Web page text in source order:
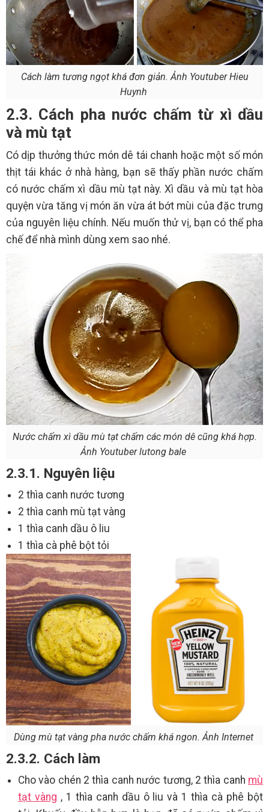
Cách làm tương ngọt khá đơn giản. Ảnh Youtuber Hieu
Huynh
2.3. Cách pha nước chấm từ xì dầu
và mù tạt
Có dịp thưởng thức món dê tái chanh hoặc một số món
thịt tái khác ở nhà hàng, bạn sẽ thấy phần nước chấm
có nước chấm xì dầu mù tạt này. Xì dầu và mù tạt hòa
quyện vừa tăng vị món ăn vừa át bớt mùi của đặc trưng
của nguyên liệu chính. Nếu muốn thử vị, bạn có thể pha
chế để nhà mình dùng xem sao nhé.
Nước chấm xì dầu mù tạt chấm các món dê cũng khá hợp.
Ảnh Youtuber lutong bale
2.3.1. Nguyên liệu
2 thìa canh nước tương
2 thìa canh mù tạt vàng
1 thìa canh dầu ô liu
1 thìa cà phê bột tỏi
Dùng mù tạt vàng pha nước chấm khá ngon. Ảnh Internet
2.3.2. Cách làm
Cho vào chén 2 thìa canh nước tương, 2 thìa canh mù
tạt vàng , 1 thìa canh dầu ô liu và 1 thìa cà phê bột